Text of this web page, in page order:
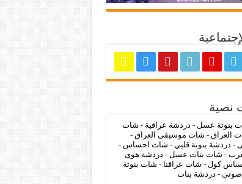
نصية
بنوتة عسل - دردشة عراقية - شات
العراق- شات موسيقى العراق -
- دردشة بنوتة قلبي - شات احساس -
- شات بنات عسل - دردشة هوى
كول - شات عراقنا - شات بنوتة
- دردشة بنات